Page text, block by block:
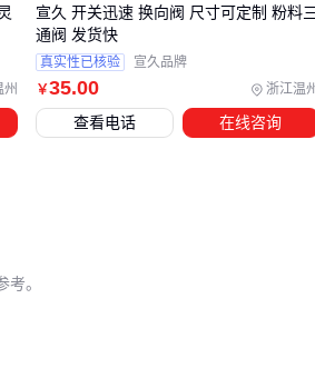
医用导管清洁刷 处理接口内壁
本，实则能避免主件因安装不当导致
时，不妨将工具和辅件预算计入总成本
。
口内壁的金属碎屑和油污，特别是螺
州 ￥35.00 浙江温
宣久 开关迅速 换向阀 尺寸可定制 粉料
通阀 发货快
真实性已核验 宣久品牌
查看电话 在线咨询
。